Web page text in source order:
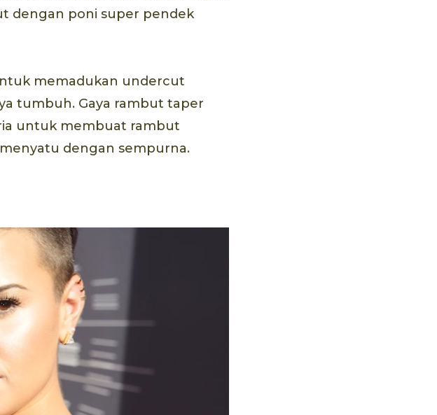
dengan poni super pendek
memadukan undercut
tumbuh. Gaya rambut taper
untuk membuat rambut
dengan sempurna.